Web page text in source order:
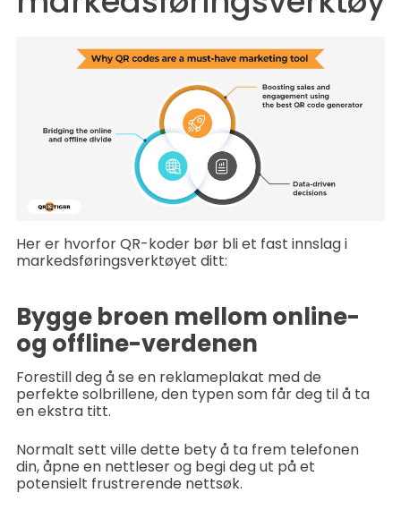
Her er hvorfor QR-koder bør bli et fast innslag i
markedsføringsverktøyet ditt:
Bygge broen mellom online-
og offline-verdenen
Forestill deg å se en reklameplakat med de
perfekte solbrillene, den typen som får deg til å ta
en ekstra titt.
Normalt sett ville dette bety å ta frem telefonen
din, åpne en nettleser og begi deg ut på et
potensielt frustrerende nettsøk.